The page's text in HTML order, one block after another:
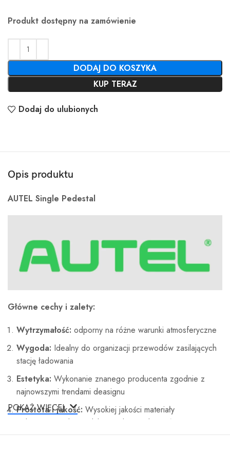
Produkt dostępny na zamówienie
DODAJ DO KOSZYKA
KUP TERAZ
Dodaj do ulubionych
Opis produktu
AUTEL Single Pedestal
Główne cechy i zalety:
Wytrzymałość: odporny na różne warunki atmosferyczne
Wygoda: Idealny do organizacji przewodów zasilających
stację ładowania
Estetyka: Wykonanie znanego producenta zgodnie z
najnowszymi trendami deasignu
Prostota i jakość: Wysokiej jakości materiały
wykorzystane do produkcji i odpowiedni wzór zapewniają
szybki i prosty montaż na parkingach zewnętrznych,
POKAŻ WIĘCEJ